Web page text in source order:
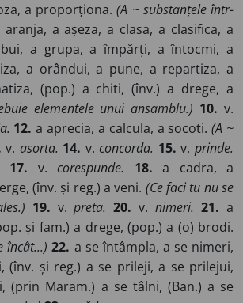
a proporționa.(A ~ substanțele într-
aranja, a așeza, a clasa, a clasifica, a
a grupa, a împărți, a întocmi, a
a orândui, a pune, a repartiza, a
(pop.) a chiti, (înv.) a drege, a
elementele unui ansamblu.) 10. v.
12. a aprecia, a calcula, a socoti.(A ~
v. asorta. 14. v.concorda. 15. v.prinde.
17. v.corespunde. 18. a cadra, a
(înv. și reg.) a veni. (Ce faci tu nu se
19. v.preta. 20. v.nimeri. 21. a
și fam.) a drege, (pop.) a (o) brodi.
încât...) 22. a se întâmpla, a se nimeri,
(înv. și reg.) a se prileji, a se prilejui,
(prin Maram.) a se tâlni, (Ban.) a se